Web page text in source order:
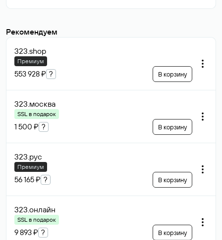
Рекомендуем
323.shop
Премиум
553 928 ₽ ? В корзину
323.москва
SSL в подарок
1 500 ₽ ? В корзину
323.рус
Премиум
56 165 ₽ ? В корзину
323.онлайн
SSL в подарок
9 893 ₽ ? В корзину